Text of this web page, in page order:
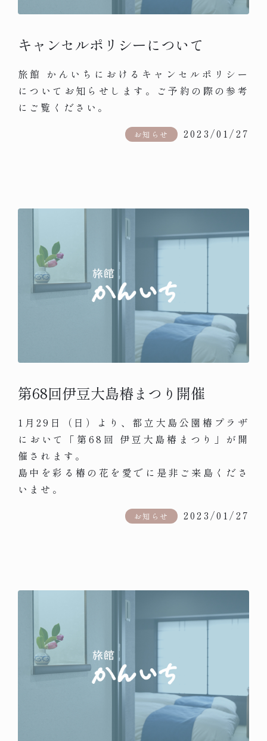
キャンセルポリシーについて
旅館 かんいちにおけるキャンセルポリシー
についてお知らせします。ご予約の際の参考
にご覧ください。
お知らせ 2023/01/27
第68回伊豆大島椿まつり開催
1月29日（日）より、都立大島公園椿プラザ
において「第68回 伊豆大島椿まつり」が開
催されます。
島中を彩る椿の花を愛でに是非ご来島くださ
いませ。
お知らせ 2023/01/27